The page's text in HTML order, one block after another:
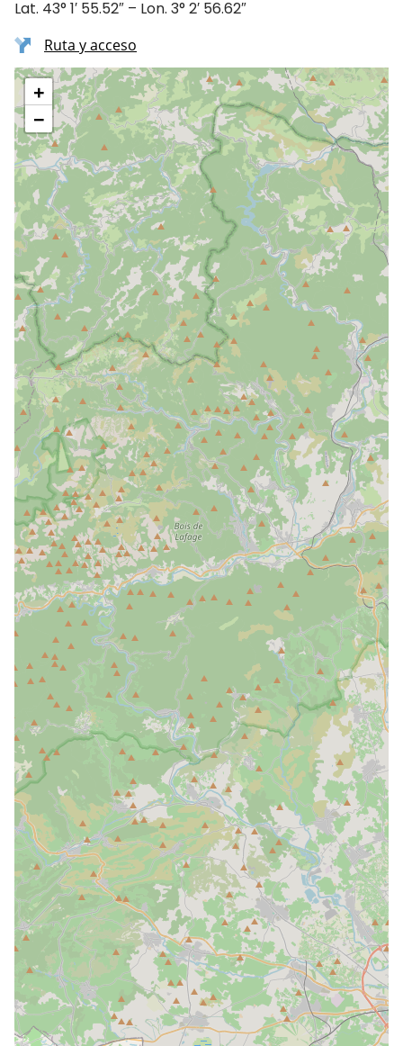
Lat. 43° 1′ 55.52″ – Lon. 3° 2′ 56.62″
Ruta y acceso
+
−